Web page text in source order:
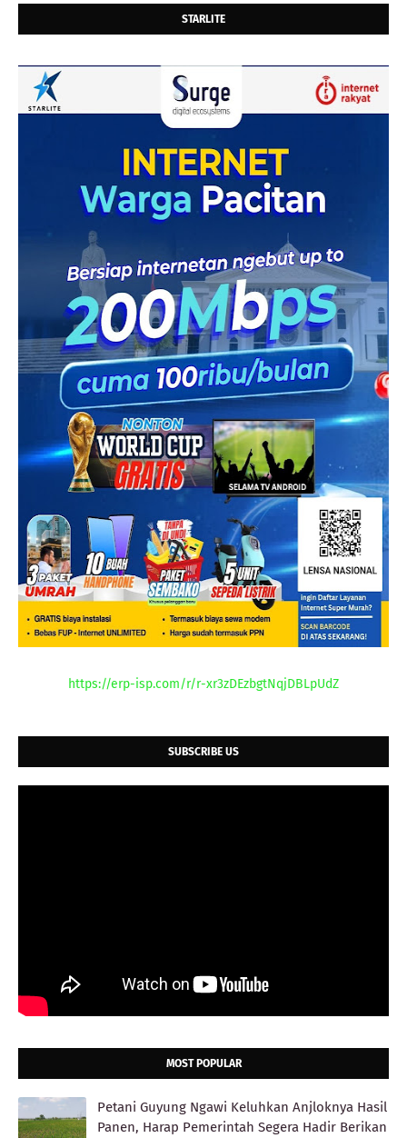
STARLITE
https://erp-isp.com/r/r-xr3zDEzbgtNqjDBLpUdZ
SUBSCRIBE US
MOST POPULAR
Petani Guyung Ngawi Keluhkan Anjloknya Hasil
Panen, Harap Pemerintah Segera Hadir Berikan